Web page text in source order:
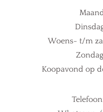
Woens- t/m
Koopavond op